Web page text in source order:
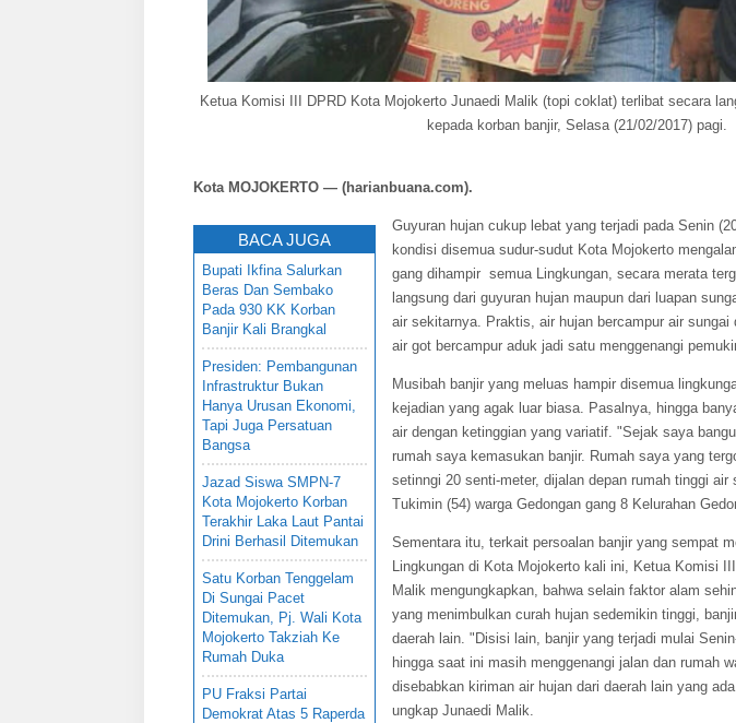
Ketua Komisi III DPRD Kota Mojokerto Junaedi Malik (topi coklat) terlibat secara
kepada korban banjir, Selasa (21/02/2017) pagi.
Kota MOJOKERTO — (harianbuana.com).
BACA JUGA
Bupati Ikfina Salurkan
Beras Dan Sembako
Pada 930 KK Korban
Banjir Kali Brangkal
Presiden: Pembangunan
Infrastruktur Bukan
Hanya Urusan Ekonomi,
Tapi Juga Persatuan
Bangsa
Jazad Siswa SMPN-7
Kota Mojokerto Korban
Terakhir Laka Laut Pantai
Drini Berhasil Ditemukan
Satu Korban Tenggelam
Di Sungai Pacet
Ditemukan, Pj. Wali Kota
Mojokerto Takziah Ke
Rumah Duka
PU Fraksi Partai
Demokrat Atas 5 Raperda
Guyuran hujan cukup lebat yang terjadi pada Senin
kondisi disemua sudur-sudut Kota Mojokerto
gang dihampir semua Lingkungan, secara merata
langsung dari guyuran hujan maupun dari luapan
air sekitarnya. Praktis, air hujan bercampur air sungai
air got bercampur aduk jadi satu menggenangi
Musibah banjir yang meluas hampir disemua
kejadian yang agak luar biasa. Pasalnya, hingga
air dengan ketinggian yang variatif. "Sejak saya
rumah saya kemasukan banjir. Rumah saya yang
setinngi 20 senti-meter, dijalan depan rumah tinggi
Tukimin (54) warga Gedongan gang 8 Kelurahan
Sementara itu, terkait persoalan banjir yang sempat
Lingkungan di Kota Mojokerto kali ini, Ketua Komisi
Malik mengungkapkan, bahwa selain faktor alam
yang menimbulkan curah hujan sedemikin tinggi,
daerah lain. "Disisi lain, banjir yang terjadi mulai
hingga saat ini masih menggenangi jalan dan rumah
disebabkan kiriman air hujan dari daerah lain yang
ungkap Junaedi Malik.